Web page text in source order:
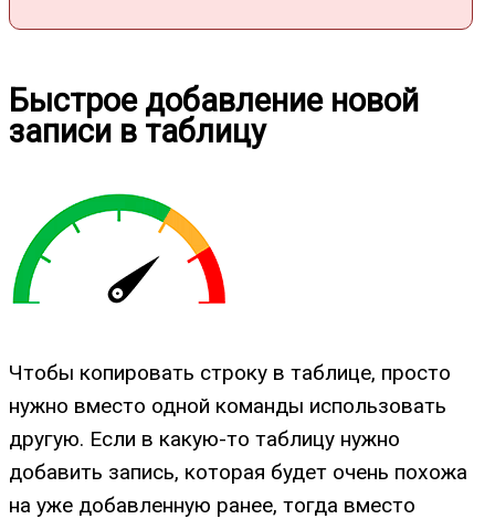
Быстрое добавление новой
записи в таблицу
Чтобы копировать строку в таблице, просто
нужно вместо одной команды использовать
другую. Если в какую-то таблицу нужно
добавить запись, которая будет очень похожа
на уже добавленную ранее, тогда вместо